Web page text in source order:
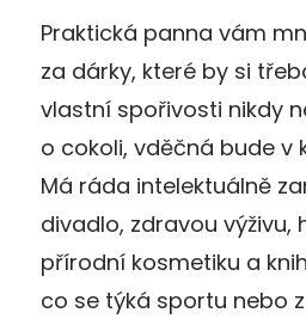
Praktická panna vám
za dárky, které by si
vlastní spořivosti nikdy
o cokoli, vděčná bude v
Má ráda intelektuálně
divadlo, zdravou výživu,
přírodní kosmetiku a
co se týká sportu nebo